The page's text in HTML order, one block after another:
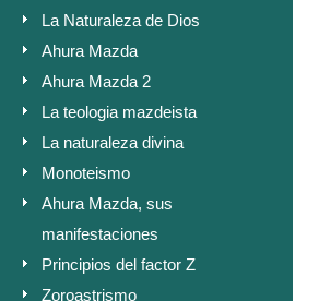
La Naturaleza de Dios
Ahura Mazda
Ahura Mazda 2
La teologia mazdeista
La naturaleza divina
Monoteismo
Ahura Mazda, sus
manifestaciones
Principios del factor Z
Zoroastrismo